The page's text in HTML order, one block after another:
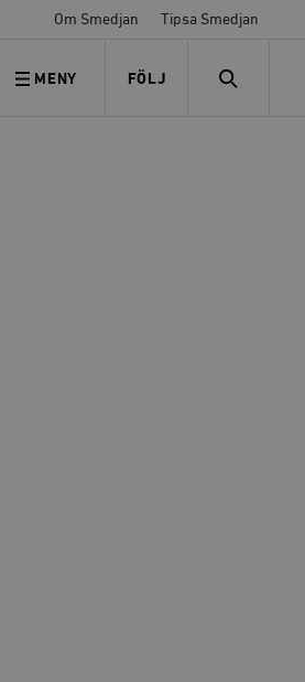
Om Smedjan Tipsa Smedjan
MENY FÖLJ
FÖLJ OSS SEARCH